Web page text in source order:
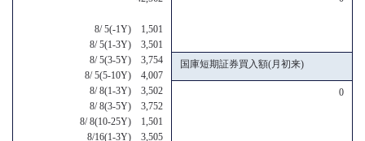
8/ 5(-1Y) 1,501
8/ 5(1-3Y) 3,501
8/ 5(3-5Y) 3,754
8/ 5(5-10Y) 4,007
8/ 8(1-3Y) 3,502
8/ 8(3-5Y) 3,752
8/ 8(10-25Y) 1,501
8/16(1-3Y) 3,505
国庫短期証券買入額(月初来)
0